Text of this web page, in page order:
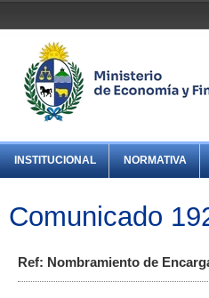
INSTITUCIONAL NORMATIVA
Comunicado
Ref: Nombramiento de